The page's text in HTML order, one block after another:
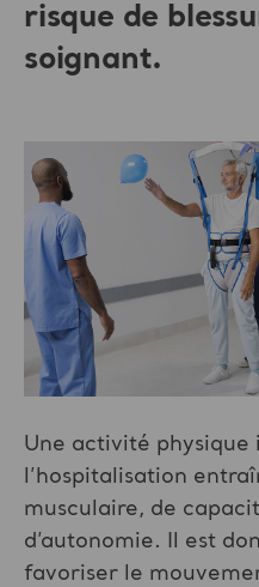
risque de
soignant.
Une activité
l’hospitalisation
musculaire, de
d’autonomie. Il est
favoriser le